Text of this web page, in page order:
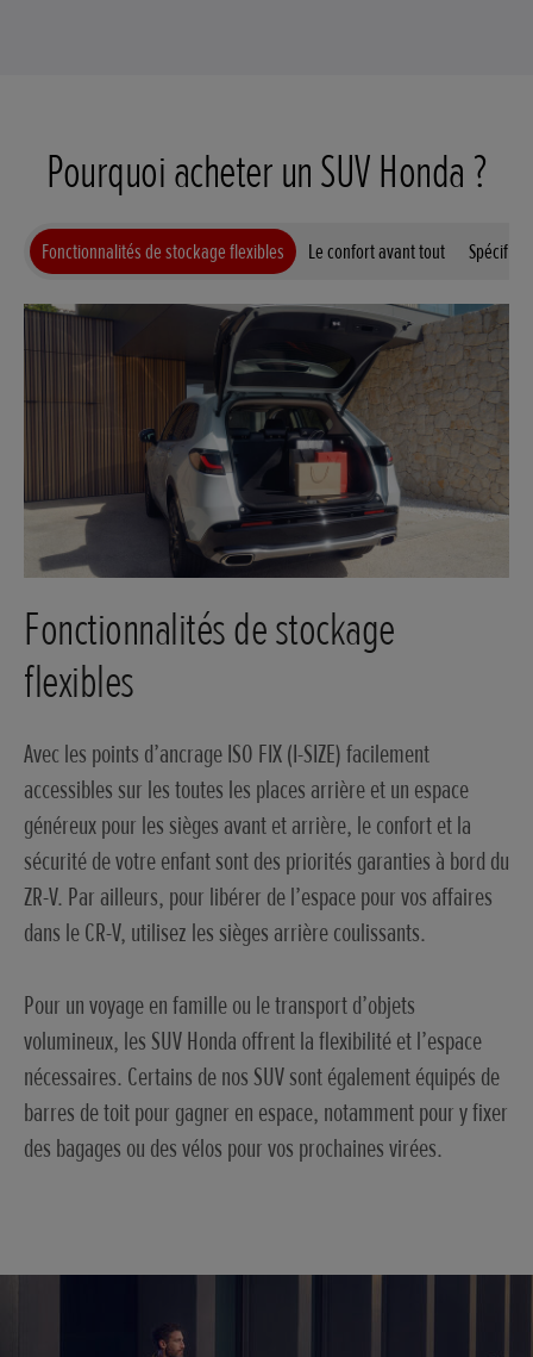
Pourquoi acheter un SUV Honda ?
Fonctionnalités de stockage flexibles Le confort avant tout
Fonctionnalités de stockage
flexibles
Avec les points d’ancrage ISO FIX (I-SIZE) facilement
accessibles sur les toutes les places arrière et un espace
généreux pour les sièges avant et arrière, le confort et la
sécurité de votre enfant sont des priorités garanties à bord du
ZR-V. Par ailleurs, pour libérer de l’espace pour vos affaires
dans le CR-V, utilisez les sièges arrière coulissants.
Pour un voyage en famille ou le transport d’objets
volumineux, les SUV Honda offrent la flexibilité et l’espace
nécessaires. Certains de nos SUV sont également équipés de
barres de toit pour gagner en espace, notamment pour y fixer
des bagages ou des vélos pour vos prochaines virées.